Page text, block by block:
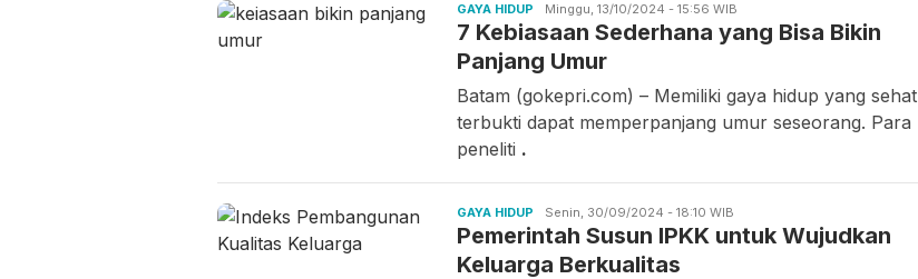
GAYA HIDUP Asrul
Rahmawati
Minggu, 13/10/2024 - 15:56 WIB
7 Kebiasaan Sederhana yang Bisa Bikin
Panjang Umur
Batam (gokepri.com) – Memiliki gaya hidup yang sehat
terbukti dapat memperpanjang umur seseorang. Para
peneliti .
GAYA HIDUP Candra
Gunawan
Senin, 30/09/2024 - 18:10 WIB
Pemerintah Susun IPKK untuk Wujudkan
Keluarga Berkualitas